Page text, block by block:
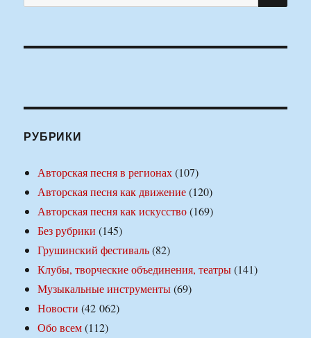
РУБРИКИ
Авторская песня в регионах(107)
Авторская песня как движение(120)
Авторская песня как искусство(169)
Без рубрики (145)
Грушинский фестиваль(82)
Клубы, творческие объединения, театры(141)
Музыкальные инструменты(69)
Новости (42 062)
Обо всем(112)